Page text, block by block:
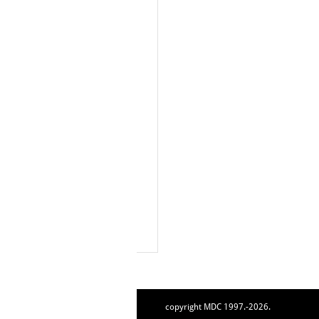
copyright MDC 1997.-2026.